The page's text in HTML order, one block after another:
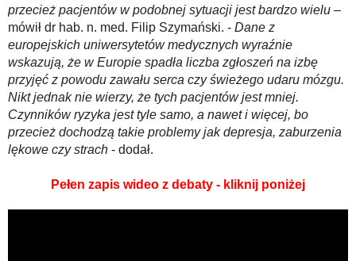
przecież pacjentów w podobnej sytuacji jest bardzo wielu –
mówił dr hab. n. med. Filip Szymański. - Dane z
europejskich uniwersytetów medycznych wyraźnie
wskazują, że w Europie spadła liczba zgłoszeń na izbę
przyjęć z powodu zawału serca czy świeżego udaru mózgu.
Nikt jednak nie wierzy, że tych pacjentów jest mniej.
Czynników ryzyka jest tyle samo, a nawet i więcej, bo
przecież dochodzą takie problemy jak depresja, zaburzenia
lękowe czy strach - dodał.
Pełen zapis wideo z debaty - kliknij poniżej